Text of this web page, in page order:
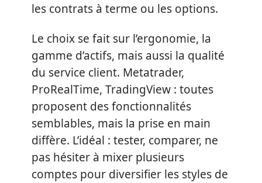
les contrats à terme ou les options.
Le choix se fait sur l’ergonomie, la
gamme d’actifs, mais aussi la qualité
du service client. Metatrader,
ProRealTime, TradingView : toutes
proposent des fonctionnalités
semblables, mais la prise en main
diffère. L’idéal : tester, comparer, ne
pas hésiter à mixer plusieurs
comptes pour diversifier les styles de